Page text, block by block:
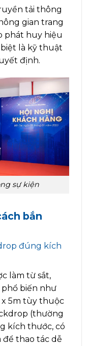
tải thông
gian trang
phát huy hiệu
là kỹ thuật
định.
sự kiện
bắn
đúng kích
làm từ sắt,
biến như
x 5m tùy thuộc
(thường
kích thước, có
thao tác dễ